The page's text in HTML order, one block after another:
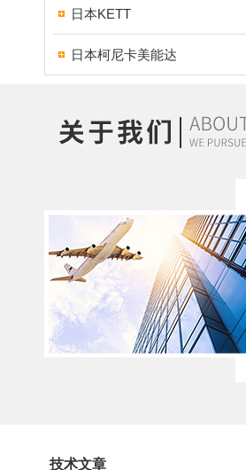
日本KETT
日本柯尼卡美能达
技术文章